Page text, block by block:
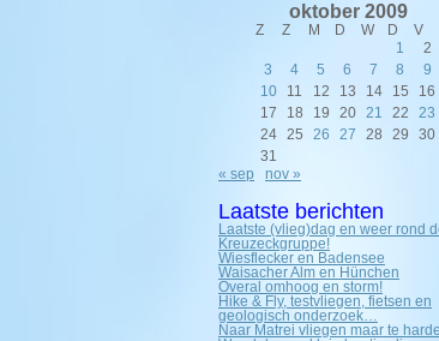
oktober 2009
Z Z M D W D
V
1
2
3
4 5 6 7 8
9
10
11 12 13 14 15
16
17
18 19 20 21 22
23
24
25 26 27 28 29
30
31
« sep
nov »
Laatste berichten
Laatste (vlieg)dag en weer rond
Kreuzeckgruppe!
Wiesflecker en Badensee
Waisacher Alm en Hünchen
Overal omhoog en storm!
Hike & Fly, testvliegen, fietsen en
geologisch onderzoek…
Naar Matrei vliegen maar te